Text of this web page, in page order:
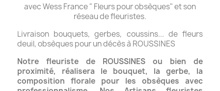
avec Wess France " Fleurs pour obsèques" et son
réseau de fleuristes.
Livraison bouquets, gerbes, coussins... de fleurs
deuil, obsèques pour un décès à ROUSSINES
Notre fleuriste de ROUSSINES ou bien de
proximité, réalisera le bouquet, la gerbe, la
composition florale pour les obsèques avec